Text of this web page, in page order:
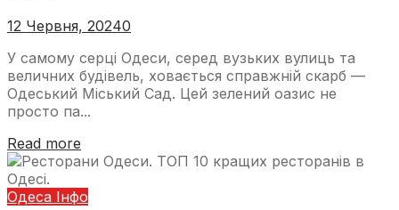
12 Червня, 20240
У самому серці Одеси, серед вузьких вулиць та
величних будівель, ховається справжній скарб —
Одеський Міський Сад. Цей зелений оазис не
просто па...
Read more
Одеса Інфо